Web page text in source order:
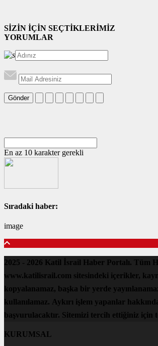
SİZİN İÇİN SEÇTİKLERİMİZ
YORUMLAR
Gönder
En az 10 karakter gerekli
Sıradaki haber:
image
2025 - 2026 Katil İsrail Haber Portalı. Tüm
www.katilisrail.com sitesindeki içerikler,
kopyalanamaz, başka bir yerde
kullanılamaz. Aykırı işlem yapanlar
başvurulacaktır. Sitemizi tercih ettiğiniz için
KURUMSAL